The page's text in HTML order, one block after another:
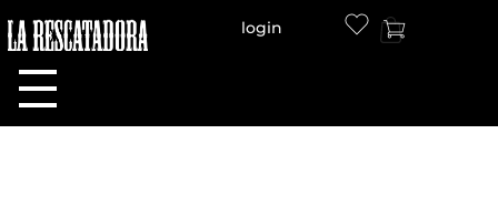
LA RESCATADORA
login